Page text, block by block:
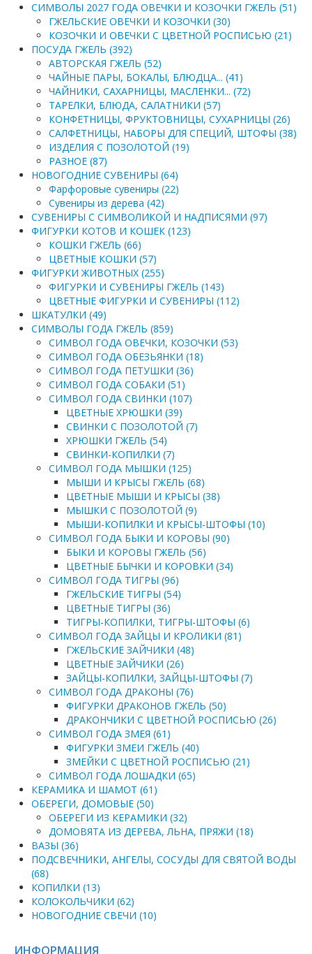
СИМВОЛЫ 2027 ГОДА ОВЕЧКИ И КОЗОЧКИ ГЖЕЛЬ (51)
ГЖЕЛЬСКИЕ ОВЕЧКИ И КОЗОЧКИ (30)
КОЗОЧКИ И ОВЕЧКИ С ЦВЕТНОЙ РОСПИСЬЮ (21)
ПОСУДА ГЖЕЛЬ (392)
АВТОРСКАЯ ГЖЕЛЬ (52)
ЧАЙНЫЕ ПАРЫ, БОКАЛЫ, БЛЮДЦА... (41)
ЧАЙНИКИ, САХАРНИЦЫ, МАСЛЕНКИ... (72)
ТАРЕЛКИ, БЛЮДА, САЛАТНИКИ (57)
КОНФЕТНИЦЫ, ФРУКТОВНИЦЫ, СУХАРНИЦЫ (26)
САЛФЕТНИЦЫ, НАБОРЫ ДЛЯ СПЕЦИЙ, ШТОФЫ (38)
ИЗДЕЛИЯ С ПОЗОЛОТОЙ (19)
РАЗНОЕ (87)
НОВОГОДНИЕ СУВЕНИРЫ (64)
Фарфоровые сувениры (22)
Сувениры из дерева (42)
СУВЕНИРЫ С СИМВОЛИКОЙ И НАДПИСЯМИ (97)
ФИГУРКИ КОТОВ И КОШЕК (123)
КОШКИ ГЖЕЛЬ (66)
ЦВЕТНЫЕ КОШКИ (57)
ФИГУРКИ ЖИВОТНЫХ (255)
ФИГУРКИ И СУВЕНИРЫ ГЖЕЛЬ (143)
ЦВЕТНЫЕ ФИГУРКИ И СУВЕНИРЫ (112)
ШКАТУЛКИ (49)
СИМВОЛЫ ГОДА ГЖЕЛЬ (859)
СИМВОЛ ГОДА ОВЕЧКИ, КОЗОЧКИ (53)
СИМВОЛ ГОДА ОБЕЗЬЯНКИ (18)
СИМВОЛ ГОДА ПЕТУШКИ (36)
СИМВОЛ ГОДА СОБАКИ (51)
СИМВОЛ ГОДА СВИНКИ (107)
ЦВЕТНЫЕ ХРЮШКИ (39)
СВИНКИ С ПОЗОЛОТОЙ (7)
ХРЮШКИ ГЖЕЛЬ (54)
СВИНКИ-КОПИЛКИ (7)
СИМВОЛ ГОДА МЫШКИ (125)
МЫШИ И КРЫСЫ ГЖЕЛЬ (68)
ЦВЕТНЫЕ МЫШИ И КРЫСЫ (38)
МЫШКИ С ПОЗОЛОТОЙ (9)
МЫШИ-КОПИЛКИ И КРЫСЫ-ШТОФЫ (10)
СИМВОЛ ГОДА БЫКИ И КОРОВЫ (90)
БЫКИ И КОРОВЫ ГЖЕЛЬ (56)
ЦВЕТНЫЕ БЫЧКИ И КОРОВКИ (34)
СИМВОЛ ГОДА ТИГРЫ (96)
ГЖЕЛЬСКИЕ ТИГРЫ (54)
ЦВЕТНЫЕ ТИГРЫ (36)
ТИГРЫ-КОПИЛКИ, ТИГРЫ-ШТОФЫ (6)
СИМВОЛ ГОДА ЗАЙЦЫ И КРОЛИКИ (81)
ГЖЕЛЬСКИЕ ЗАЙЧИКИ (48)
ЦВЕТНЫЕ ЗАЙЧИКИ (26)
ЗАЙЦЫ-КОПИЛКИ, ЗАЙЦЫ-ШТОФЫ (7)
СИМВОЛ ГОДА ДРАКОНЫ (76)
ФИГУРКИ ДРАКОНОВ ГЖЕЛЬ (50)
ДРАКОНЧИКИ С ЦВЕТНОЙ РОСПИСЬЮ (26)
СИМВОЛ ГОДА ЗМЕЯ (61)
ФИГУРКИ ЗМЕИ ГЖЕЛЬ (40)
ЗМЕЙКИ С ЦВЕТНОЙ РОСПИСЬЮ (21)
СИМВОЛ ГОДА ЛОШАДКИ (65)
КЕРАМИКА И ШАМОТ (61)
ОБЕРЕГИ, ДОМОВЫЕ (50)
ОБЕРЕГИ ИЗ КЕРАМИКИ (32)
ДОМОВЯТА ИЗ ДЕРЕВА, ЛЬНА, ПРЯЖИ (18)
ВАЗЫ (36)
ПОДСВЕЧНИКИ, АНГЕЛЫ, СОСУДЫ ДЛЯ СВЯТОЙ ВОДЫ
(68)
КОПИЛКИ (13)
КОЛОКОЛЬЧИКИ (62)
НОВОГОДНИЕ СВЕЧИ (10)
ИНФОРМАЦИЯ